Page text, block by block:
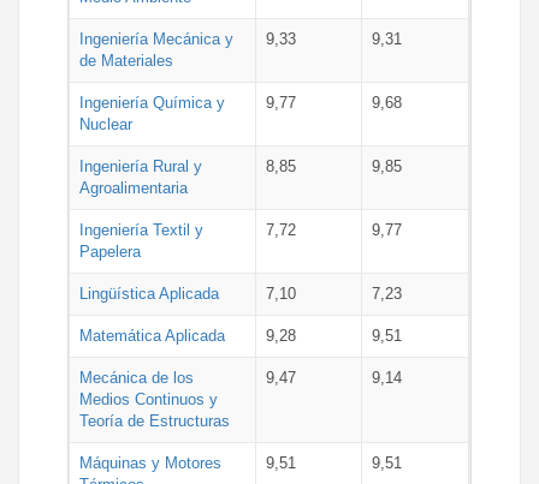
Ingeniería Mecánica y
de Materiales
9,33 9,31
Ingeniería Química y
Nuclear
9,77 9,68
Ingeniería Rural y
Agroalimentaria
8,85 9,85
Ingeniería Textil y
Papelera
7,72 9,77
Lingüística Aplicada 7,10 7,23
Matemática Aplicada 9,28 9,51
Mecánica de los
Medios Continuos y
Teoría de Estructuras
9,47 9,14
Máquinas y Motores
9,51 9,51